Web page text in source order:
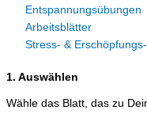
Entspannungsübungen
Arbeitsblätter
Stress- &
1. Auswählen
Wähle das Blatt, das zu